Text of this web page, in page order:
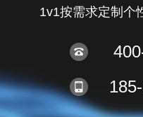
1v1按需求定制个